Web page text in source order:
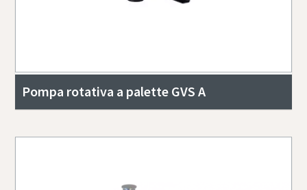
Pompa rotativa a palette GVS A